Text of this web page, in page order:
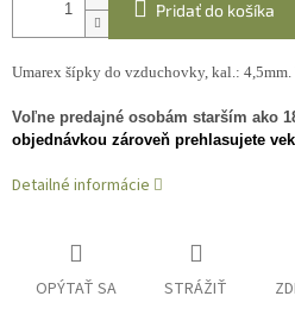
Pridať do košíka
Umarex šípky do vzduchovky, kal.: 4,5mm.
Voľne predajné osobám starším ako
objednávkou zároveň prehlasujete
Detailné informácie
OPÝTAŤ SA STRÁŽIŤ